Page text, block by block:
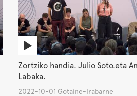
Zortziko handia. Julio Soto.eta
Labaka.
2022-10-01 Gotaine-Irabarne